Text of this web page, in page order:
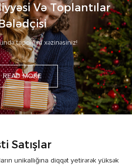
Və Toplantılar
tapdığım xəzinəsiniz!
READ MORE
Satışlar
unikallığına diqqət yetirərək yüksək